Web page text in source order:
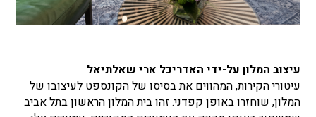
עיצוב המלון על-ידי האדריכל ארי שאלתיאל
עיטורי הקירות, המהווים את בסיסו של הקונספט לעיצובו של
המלון, שוחזרו באופן קפדני. זהו בית המלון הראשון בתל אביב